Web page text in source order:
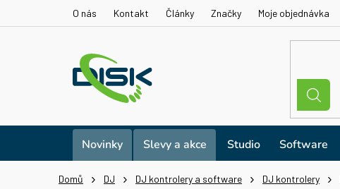
O nás Kontakt Články Značky Moje objednávka
Novinky Slevy a akce Studio Software
Domů DJ DJ kontrolery a software DJ kontrolery